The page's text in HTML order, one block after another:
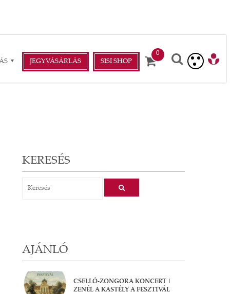
JEGYVÁSÁRLÁS SISI SHOP
KERESÉS
AJÁNLÓ
CSELLÓ-ZONGORA KONCERT |
ZENÉL A KASTÉLY A FESZTIVÁL